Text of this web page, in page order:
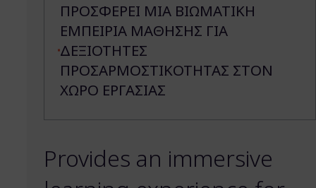
ΠΡΟΣΦΕΡΕΙ ΜΙΑ ΒΙΩΜΑΤΙΚΗ
ΕΜΠΕΙΡΙΑ ΜΑΘΗΣΗΣ ΓΙΑ
ΔΕΞΙΟΤΗΤΕΣ
ΠΡΟΣΑΡΜΟΣΤΙΚΟΤΗΤΑΣ ΣΤΟΝ
ΧΩΡΟ ΕΡΓΑΣΙΑΣ
Provides an immersive